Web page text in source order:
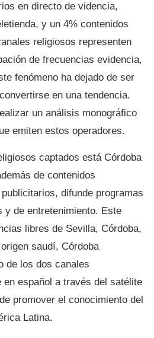
en directo de videncia,
y un 4% contenidos
religiosos representen
de frecuencias evidencia,
fenómeno ha dejado de ser
en una tendencia.
un análisis monográfico
emiten estos operadores.
captados está Córdoba
de contenidos
difunde programas
y de entretenimiento. Este
libres de Sevilla, Córdoba,
saudí, Córdoba
de los dos canales
en español a través del satélite
promover el conocimiento del
Latina.